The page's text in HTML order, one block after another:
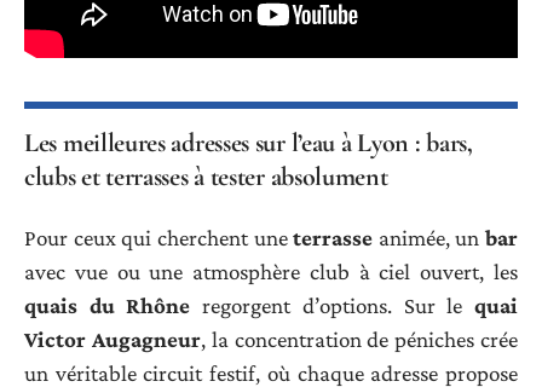
Les meilleures adresses sur l’eau à Lyon : bars,
clubs et terrasses à tester absolument
Pour ceux qui cherchent uneterrasse animée, un bar
avec vue ou une atmosphère club à ciel ouvert, les
quais du Rhône regorgent d’options. Sur lequai
Victor Augagneur, la concentration de péniches crée
un véritable circuit festif, où chaque adresse propose